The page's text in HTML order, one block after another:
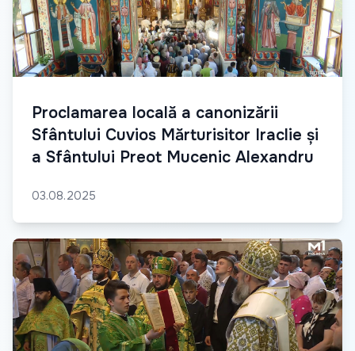
Proclamarea locală a canonizării
Sfântului Cuvios Mărturisitor Iraclie și
a Sfântului Preot Mucenic Alexandru
03.08.2025